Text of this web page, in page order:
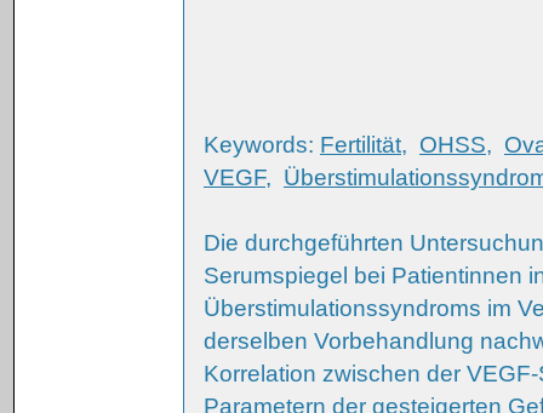
Keywords: Fertilität, OHSS,
VEGF,
Die durchgeführten
Serumspiegel bei Patientinnen
Überstimulationssyndroms im
derselben Vorbehandlung
Korrelation zwischen der
Parametern der gesteigerten